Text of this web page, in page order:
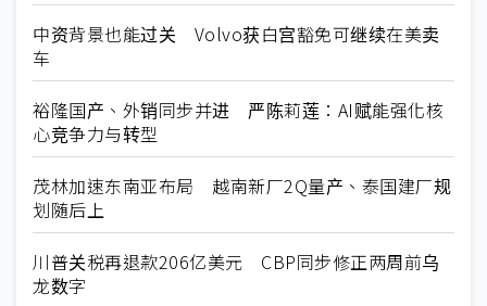
中资背景也能过关 Volvo获白宫豁免可继续在美卖
车
裕隆国产、外销同步并进 严陈莉莲：AI赋能强化核
心竞争力与转型
茂林加速东南亚布局 越南新厂2Q量产、泰国建厂规
划随后上
川普关税再退款206亿美元 CBP同步修正两周前乌
龙数字